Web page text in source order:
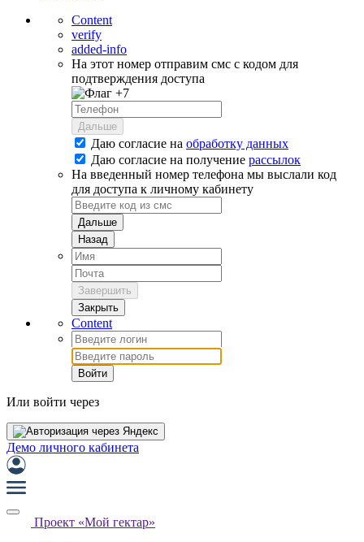
Content
verify
added-info
На этот номер отправим смс с кодом для
подтверждения доступа
+7
Дальше
Даю согласие на обработку данных
Даю согласие на получение рассылок
На введенный номер телефона мы выслали код
для доступа к личному кабинету
Дальше
Назад
Завершить
Закрыть
Content
Войти
Или войти через
Демо личного кабинета
Проект «Мой гектар»